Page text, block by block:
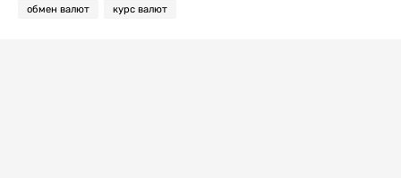
обмен валют курс валют